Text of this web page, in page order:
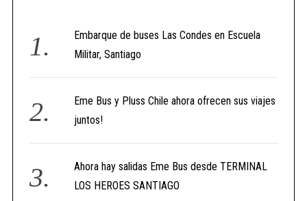
Embarque de buses Las Condes en Escuela
Militar, Santiago
Eme Bus y Pluss Chile ahora ofrecen sus viajes
juntos!
Ahora hay salidas Eme Bus desde TERMINAL
LOS HEROES SANTIAGO